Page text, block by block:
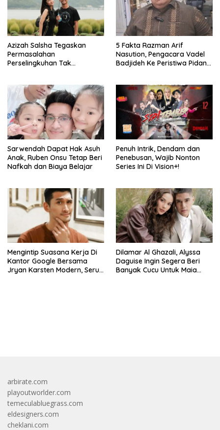
Azizah Salsha Tegaskan
Permasalahan
Perselingkuhan Tak
5 Fakta Razman Arif
Nasution, Pengacara Vadel
Badjideh Ke Peristiwa Pidana
Sarwendah Dapat Hak Asuh
Anak, Ruben Onsu Tetap Beri
Nafkah dan Biaya Belajar
Penuh Intrik, Dendam dan
Penebusan, Wajib Nonton
Series Ini Di Vision+!
Mengintip Suasana Kerja Di
Kantor Google Bersama
Jryan Karsten Modern, Seru,
Dilamar Al Ghazali, Alyssa
Daguise Ingin Segera Beri
Banyak Cucu Untuk Maia
arbirate.com
playoutworlder.com
temeculabluegrass.com
eldesigners.com
cheklani.com